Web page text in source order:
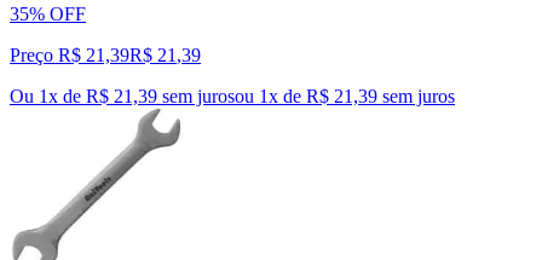
35% OFF
Preço R$ 21,39R$ 21 ,39
Ou 1x de R$ 21,39 sem jurosou 1x de R$ 21,39 sem juros